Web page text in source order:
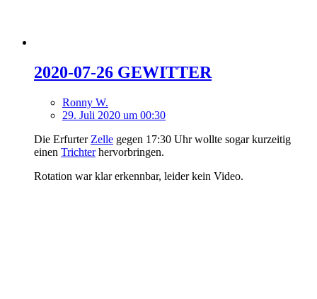
2020-07-26 GEWITTER
Ronny W.
29. Juli 2020 um 00:30
Die Erfurter Zelle gegen 17:30 Uhr wollte sogar kurzeitig
einen Trichterhervorbringen.
Rotation war klar erkennbar, leider kein Video.